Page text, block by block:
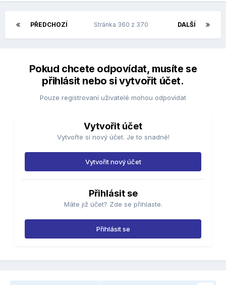
PŘEDCHOZÍ DALŠÍ
Stránka 360 z 370
Pokud chcete odpovídat, musíte se
přihlásit nebo si vytvořit účet.
Pouze registrovaní uživatelé mohou odpovídat
Vytvořit účet
Vytvořte si nový účet. Je to snadné!
Vytvořit nový účet
Přihlásit se
Máte již účet? Zde se přihlaste.
Přihlásit se